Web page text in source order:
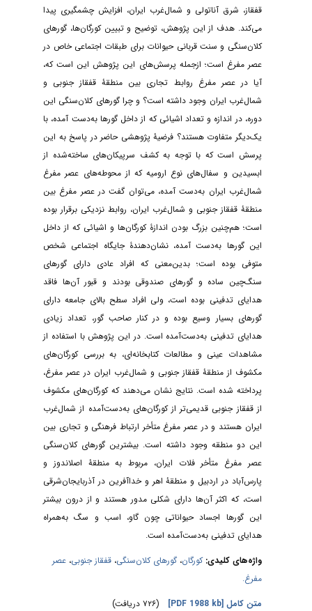
قفقاز، شرق آناتولی و شمال‌غرب ایران، افزایش چشمگیری پیدا
می‌کند. هدف از این پژوهش، توضیح و تبیین کورگان‌ها، گورهای
کلان‌سنگی و سنت قربانی حیوانات برای ‌طبقات‌ اجتماعی خاص در
‌عصر مفرغ است؛ ازجمله پرسش‌های این پژوهش این است که،
آیا در عصر مفرغ روابط تجاری بین منطقۀ قفقاز جنوبی و
شمال‌غرب ایران وجود داشته است؟ و چرا گورهای کلان‌سنگی این
دوره، در اندازه و تعداد اشیائی که از داخل گورها به‌دست آمده‌، با
یک‌دیگر متفاوت هستند؟ فرضیۀ پژوهشی حاضر در پاسخ به این
پرسش است که با توجه به کشف سرپیکان‌های ساخته‌شده از
ابسیدین و سفال‌های نوع ارومیه که از محوطه‌های عصر مفرغ
شمال‌غرب ایران به‌دست آمده، می‌توان گفت در عصر مفرغ بین
منطقۀ قفقاز جنوبی و شمال‌غرب ایران، روابط نزدیکی برقرار بوده
است؛ هم‌چنین بزرگ بودن اندازۀ کورگان‌ها و اشیائی که از داخل
این گورها به‌دست آمده، نشان‌دهندۀ جایگاه اجتماعی شخص
متوفی بوده است؛ بدین‌معنی که افراد عادی دارای گورهای
سنگ‌چین ساده و گورهای صندوقی بودند و قبور آن‌ها فاقد
هدایای تدفینی بوده است، ولی افراد سطح بالای جامعه دارای
گورهای بسیار وسیع بوده و در کنار صاحب گور، تعداد زیادی
هدایای تدفینی به‌دست‌آمده است. در این پژوهش با استفاده از
مشاهدات عینی و مطالعات کتابخانه‌ای، به بررسی کورگان‌های
مکشوف از منطقۀ قفقاز جنوبی و شمال‌غرب ایران در عصر مفرغ،
پرداخته شده است. نتایج نشان می‌دهند که کورگان‌های مکشوف
از قفقاز جنوبی قدیمی‌تر از کورگان‌های به‌دست‌آمده از شمال‌غرب
ایران هستند و در عصر مفرغ متأخر ارتباط فرهنگی و تجاری بین
این دو منطقه وجود داشته است. بیشترین گورهای کلان‌سنگی
عصر مفرغ متأخر فلات ایران، مربوط به منطقۀ اصلاندوز و
پارس‌آباد در اردبیل و منطقۀ اهر و خداآفرین در آذربایجان‌شرقی
است، که اکثر آن‌ها دارای شکلی مدور هستند و از درون بیشتر
این گورها اجساد حیواناتی چون گاو، اسب و سگ به‌همراه
هدایای تدفینی به‌دست‌آمده است.
واژه‌های کلیدی:کورگان،گورهای کلان‌سنگی،قفقاز جنوبی،عصر
مفرغ.
متن کامل[PDF 1988 kb]